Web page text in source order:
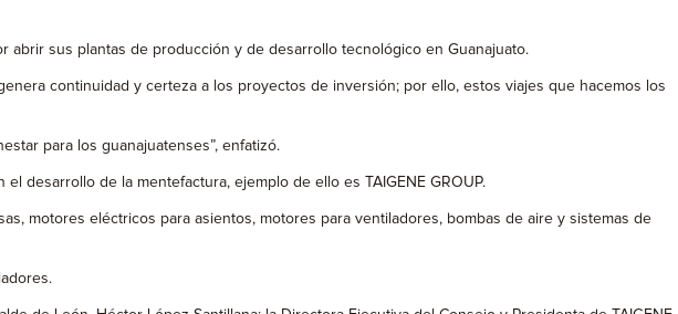
sus plantas de producción y de desarrollo tecnológico en Guanajuato.
continuidad y certeza a los proyectos de inversión; por ello, estos viajes que hacemos los
para los guanajuatenses”, enfatizó.
desarrollo de la mentefactura, ejemplo de ello es TAIGENE GROUP.
motores eléctricos para asientos, motores para ventiladores, bombas de aire y sistemas de